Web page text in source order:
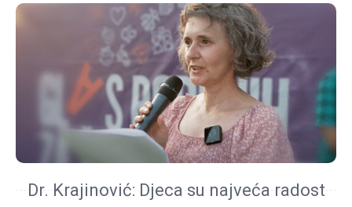
Dr. Krajinović: Djeca su najveća radost